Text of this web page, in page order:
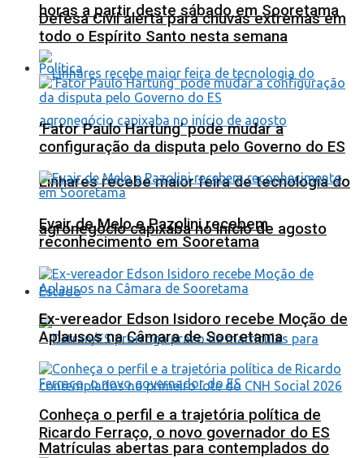
horas a partir deste sábado em Sooretama
Linhares recebe maior feira de tecnologia do
agronegócio capixaba no início de agosto
Estado
Matrículas abertas para contemplados do
Defesa Civil alerta para chuvas extremas em
todo o Espírito Santo nesta semana
Política
‘Fator Paulo Hartung’ pode mudar a
configuração da disputa pelo Governo do ES
Evair de Melo e Pazolini recebem
reconhecimento em Sooretama
Ex-vereador Edson Isidoro recebe Moção de
Aplausos na Câmara de Sooretama
Conheça o perfil e a trajetória política de
Ricardo Ferraço, o novo governador do ES